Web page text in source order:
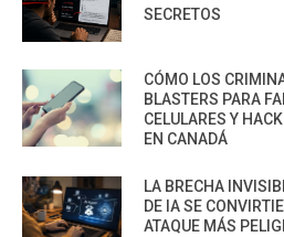
SECRETOS
CÓMO LOS
BLASTERS PARA
CELULARES Y
EN CANADÁ
LA BRECHA
DE IA SE
ATAQUE MÁS